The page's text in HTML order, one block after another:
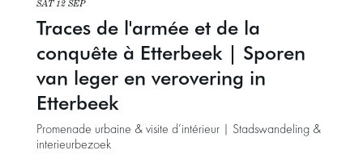
Traces de l'armée et de la
conquête à Etterbeek | Sporen
van leger en verovering in
Etterbeek
Promenade urbaine & visite d’intérieur | Stadswandeling &
interieurbezoek
SAT 12 SEP